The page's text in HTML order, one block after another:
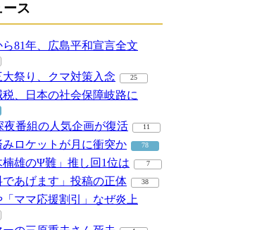
ス
81年、広島平和宣言全文
大祭り、クマ対策入念 25
税、日本の社会保障岐路に
夜番組の人気企画が復活 11
みロケットが月に衝突か 78
楠雄のΨ難」推し回1位は 7
であげます」投稿の正体 38
「ママ応援割引」なぜ炎上